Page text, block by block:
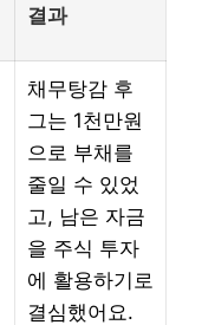
결과
채무탕감 후
그는 1천만원
으로 부채를
줄일 수 있었
고, 남은 자금
을 주식 투자
에 활용하기로
결심했어요.